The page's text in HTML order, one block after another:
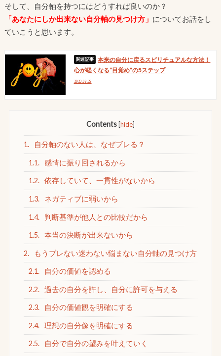
そして、自分軸を持つにはどうすれば良いのか？
「あなたにしか出来ない自分軸の見つけ方」 についてお話をし
ていこうと思います。
本来の自分に戻るスピリチュアルな方法！
心が軽くなる“目覚め”の5ステップ
2023.08.29
Contents [hide]
1. 自分軸のない人は、なぜブレる？
1.1. 感情に振り回されるから
1.2. 依存していて、一貫性がないから
1.3. ネガティブに弱いから
1.4. 判断基準が他人との比較だから
1.5. 本当の決断が出来ないから
2. もうブレない迷わない悩まない自分軸の見つけ方
2.1. 自分の価値を認める
2.2. 過去の自分を許し、自分に許可を与える
2.3. 自分の価値観を明確にする
2.4. 理想の自分像を明確にする
2.5. 自分で自分の望みを叶えていく